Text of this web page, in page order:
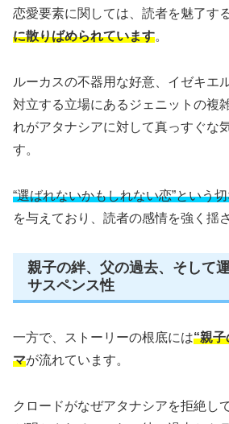
恋愛要素に関しては、読者を魅了す
に散りばめられています。
ルーカスの不器用な好意、イゼキエ
対立する立場にあるジェニットの複
れがアタナシアに対して真っすぐな
す。
“選ばれないかもしれない恋”という
を与えており、読者の感情を強く揺
親子の絆、父の過去、そして
サスペンス性
一方で、ストーリーの根底には“親子
マが流れています。
クロードがなぜアタナシアを拒絶し